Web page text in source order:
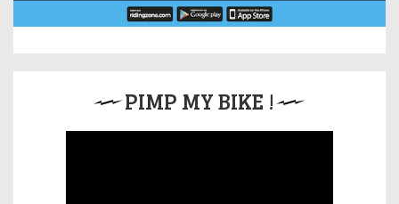
PIMP MY BIKE !